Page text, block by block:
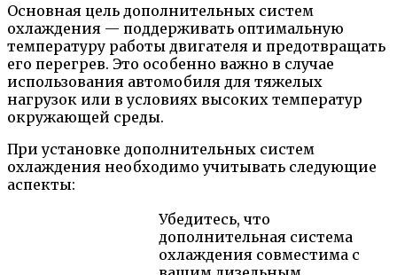
Основная цель дополнительных систем
охлаждения — поддерживать оптимальную
температуру работы двигателя и предотвращать
его перегрев. Это особенно важно в случае
использования автомобиля для тяжелых
нагрузок или в условиях высоких температур
окружающей среды.
При установке дополнительных систем
охлаждения необходимо учитывать следующие
аспекты:
Убедитесь, что
дополнительная система
охлаждения совместима с